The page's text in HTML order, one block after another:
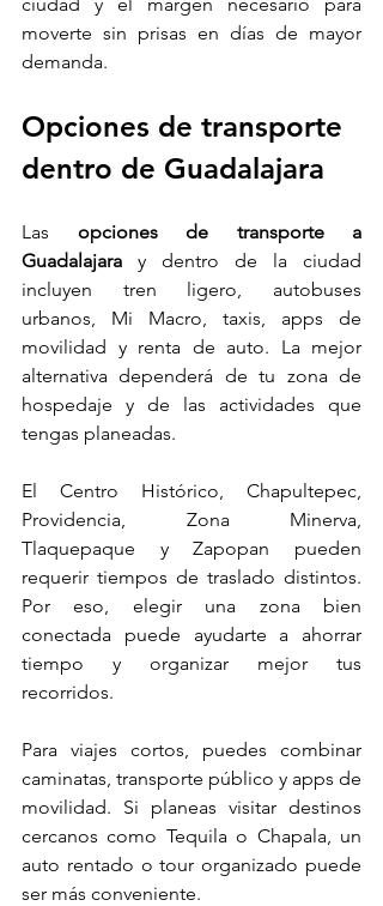
moverte sin prisas en días de mayor
demanda.
Opciones de transporte
dentro de Guadalajara
Las opciones de transporte a
Guadalajara y dentro de la ciudad
incluyen tren ligero, autobuses
urbanos, Mi Macro, taxis, apps de
movilidad y renta de auto. La mejor
alternativa dependerá de tu zona de
hospedaje y de las actividades que
tengas planeadas.
El Centro Histórico, Chapultepec,
Providencia, Zona Minerva,
Tlaquepaque y Zapopan pueden
requerir tiempos de traslado distintos.
Por eso, elegir una zona bien
conectada puede ayudarte a ahorrar
tiempo y organizar mejor tus
recorridos.
Para viajes cortos, puedes combinar
caminatas, transporte público y apps de
movilidad. Si planeas visitar destinos
cercanos como Tequila o Chapala, un
auto rentado o tour organizado puede
ser más conveniente.